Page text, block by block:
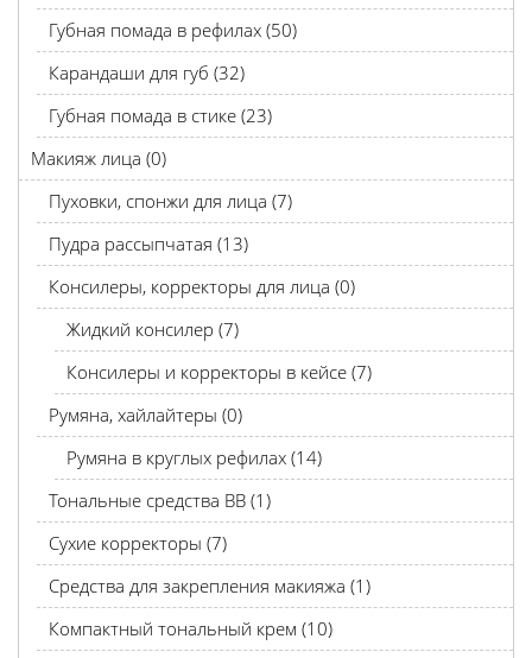
Губная помада в рефилах (50)
Карандаши для губ (32)
Губная помада в стике (23)
Макияж лица (0)
Пуховки, спонжи для лица (7)
Пудра рассыпчатая (13)
Консилеры, корректоры для лица (0)
Жидкий консилер (7)
Консилеры и корректоры в кейсе (7)
Румяна, хайлайтеры (0)
Румяна в круглых рефилах (14)
Тональные средства BB (1)
Сухие корректоры (7)
Средства для закрепления макияжа (1)
Компактный тональный крем (10)